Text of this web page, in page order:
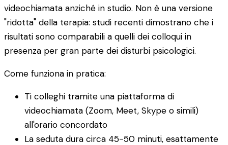
videochiamata anziché in studio. Non è una versione
"ridotta" della terapia: studi recenti dimostrano che i
risultati sono comparabili a quelli dei colloqui in
presenza per gran parte dei disturbi psicologici.
Come funziona in pratica:
Ti colleghi tramite una piattaforma di
videochiamata (Zoom, Meet, Skype o simili)
all'orario concordato
La seduta dura circa 45-50 minuti, esattamente